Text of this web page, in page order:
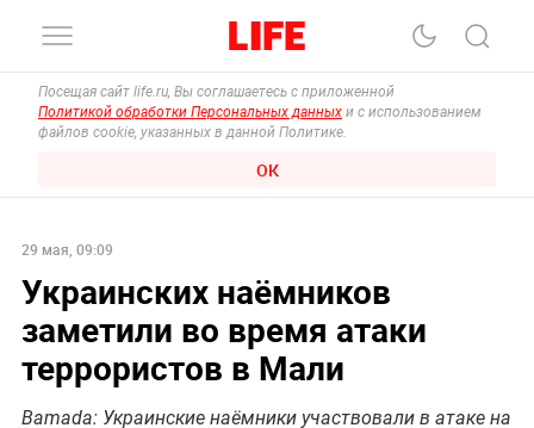
Посещая сайт life.ru, Вы соглашаетесь с приложенной
Политикой обработки Персональных данных и с использованием
файлов cookie, указанных в данной Политике.
ОК
29 мая, 09:09
Украинских наёмников
заметили во время атаки
террористов в Мали
Bamada: Украинские наёмники участвовали в атаке на